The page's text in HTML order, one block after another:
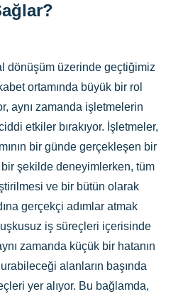
dönüşüm üzerinde geçtiğimiz
ortamında büyük bir rol
aynı zamanda işletmelerin
etkiler bırakıyor. İşletmeler,
bir günde gerçekleşen bir
bir şekilde deneyimlerken, tüm
ve bir bütün olarak
gerçekçi adımlar atmak
iş süreçleri içerisinde
zamanda küçük bir hatanın
alanların başında
yer alıyor. Bu bağlamda,